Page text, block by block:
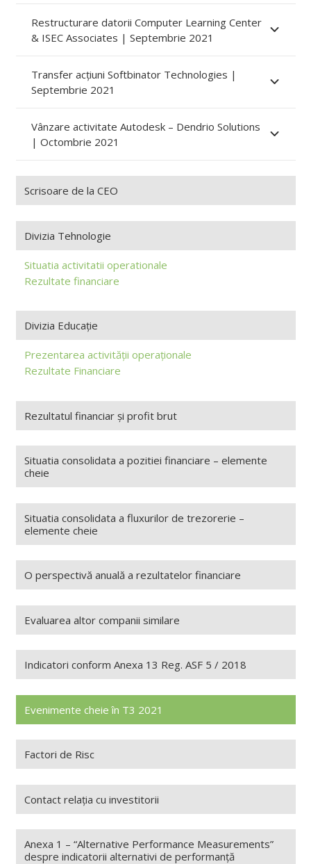
Restructurare datorii Computer Learning Center
& ISEC Associates | Septembrie 2021
Transfer acțiuni Softbinator Technologies |
Septembrie 2021
Vânzare activitate Autodesk – Dendrio Solutions
| Octombrie 2021
Scrisoare de la CEO
Divizia Tehnologie
Situatia activitatii operationale
Rezultate financiare
Divizia Educație
Prezentarea activității operaționale
Rezultate Financiare
Rezultatul financiar și profit brut
Situatia consolidata a pozitiei financiare – elemente
cheie
Situatia consolidata a fluxurilor de trezorerie –
elemente cheie
O perspectivă anuală a rezultatelor financiare
Evaluarea altor companii similare
Indicatori conform Anexa 13 Reg. ASF 5 / 2018
Evenimente cheie în T3 2021
Factori de Risc
Contact relația cu investitorii
Anexa 1 – “Alternative Performance Measurements”
despre indicatorii alternativi de performanță